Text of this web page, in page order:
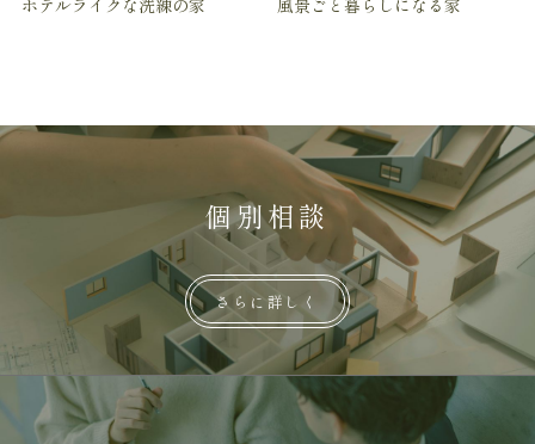
ホテルライクな洗練の家 風景ごと暮らしになる家
個別相談
さらに詳しく